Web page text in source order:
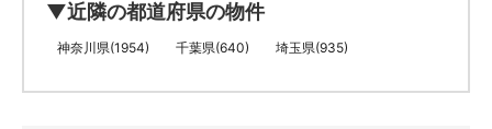
▼近隣の都道府県の物件
神奈川県(1954) 千葉県(640) 埼玉県(935)